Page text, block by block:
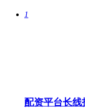
1
配资平台长线